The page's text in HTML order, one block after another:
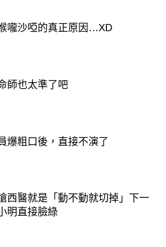
嚨沙啞的真正原因…XD
師也太準了吧
爆粗口後，直接不演了
西醫就是「動不動就切掉」下一
明直接臉綠